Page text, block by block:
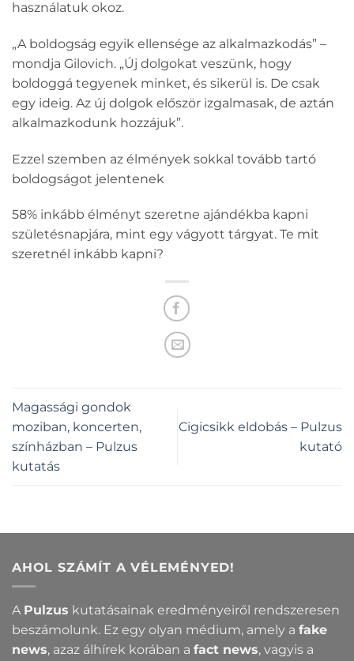
használatuk okoz.
„A boldogság egyik ellensége az alkalmazkodás” –
mondja Gilovich. „Új dolgokat veszünk, hogy
boldoggá tegyenek minket, és sikerül is. De csak
egy ideig. Az új dolgok először izgalmasak, de aztán
alkalmazkodunk hozzájuk”.
Ezzel szemben az élmények sokkal tovább tartó
boldogságot jelentenek
58% inkább élményt szeretne ajándékba kapni
születésnapjára, mint egy vágyott tárgyat. Te mit
szeretnél inkább kapni?
Magassági gondok
moziban, koncerten,
színházban – Pulzus
kutatás
Cigicsikk eldobás – Pulzus
kutató
AHOL SZÁMÍT A VÉLEMÉNYED!
A Pulzus kutatásainak eredményeiről rendszeresen
beszámolunk. Ez egy olyan médium, amely a fake
news, azaz álhírek korában a fact news, vagyis a